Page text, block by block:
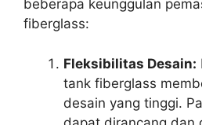
beberapa keunggulan
fiberglass:
Fleksibilitas Desain:
tank fiberglass
desain yang tinggi.